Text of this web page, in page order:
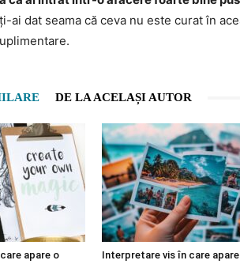
ai dat seama că ceva nu este curat în
DE LA ACELAȘI AUTOR
apare o
Interpretare vis în care apare